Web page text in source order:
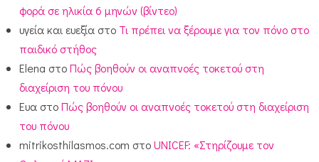
φορά σε ηλικία 6 μηνών (βίντεο)
υγεία και ευεξία στο Τι πρέπει να ξέρουμε για τον πόνο στο
παιδικό στήθος
Elena στοΠώς βοηθούν οι αναπνοές τοκετού στη
διαχείριση του πόνου
Ευα στοΠώς βοηθούν οι αναπνοές τοκετού στη διαχείριση
του πόνου
mitrikosthilasmos.com στοUNICEF: «Στηρίζουμε τον